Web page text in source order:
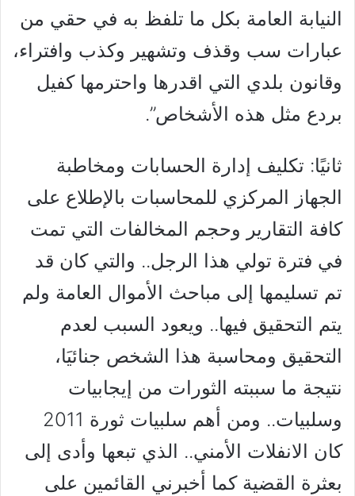
النيابة العامة بكل ما تلفظ به في حقي من
عبارات سب وقذف وتشهير وكذب وافتراء،
وقانون بلدي التي اقدرها واحترمها كفيل
بردع مثل هذه الأشخاص”.
ثانيًا: تكليف إدارة الحسابات ومخاطبة
الجهاز المركزي للمحاسبات بالإطلاع على
كافة التقارير وحجم المخالفات التي تمت
في فترة تولي هذا الرجل.. والتي كان قد
تم تسليمها إلى مباحث الأموال العامة ولم
يتم التحقيق فيها.. ويعود السبب لعدم
التحقيق ومحاسبة هذا الشخص جنائيَا،
نتيجة ما سببته الثورات من إيجابيات
وسلبيات.. ومن أهم سلبيات ثورة 2011
كان الانفلات الأمني.. الذي تبعها وأدى إلى
بعثرة القضية كما أخبرني القائمين على